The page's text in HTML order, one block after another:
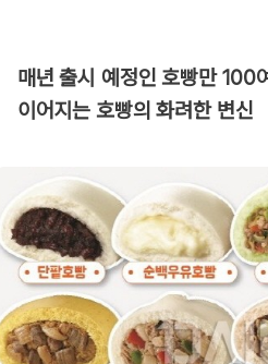
매년 출시 예정인 호빵만 100
이어지는 호빵의 화려한 변신